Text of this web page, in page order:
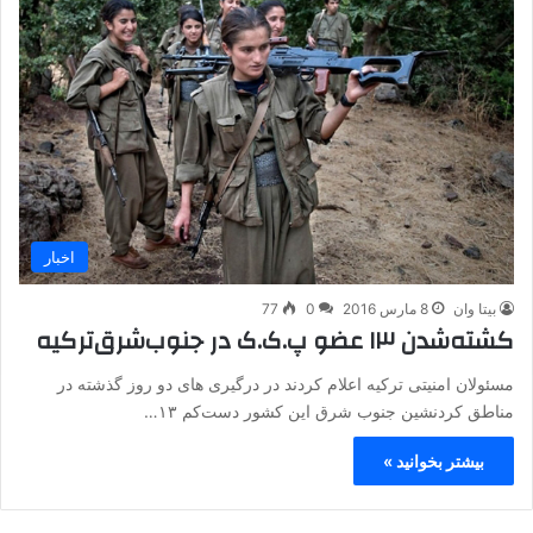
اخبار
بیتا وان 8 مارس 2016 0
77
کشته‌شدن ۱۳ عضو پ.ک.ک در جنوب‌شرق‌ترکیه
مسئولان امنیتی ترکیه اعلام کردند در درگیری های دو روز گذشته در
مناطق کردنشین جنوب شرق این کشور دست‌کم ۱۳…
بیشتر بخوانید »